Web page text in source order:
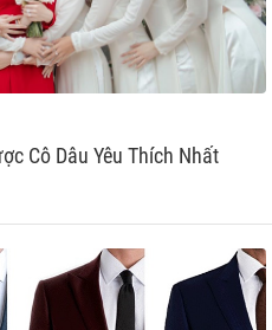
Cô Dâu Yêu Thích Nhất